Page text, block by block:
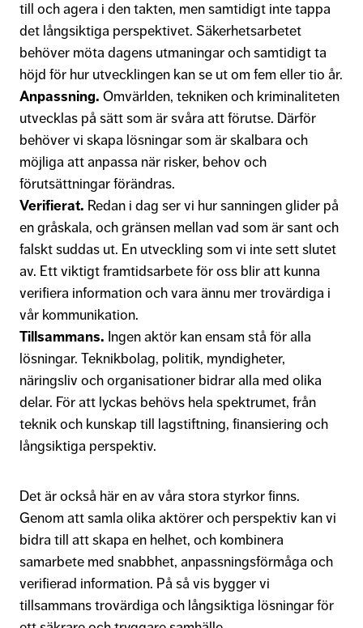
till och agera i den takten, men samtidigt inte tappa
det långsiktiga perspektivet. Säkerhetsarbetet
behöver möta dagens utmaningar och samtidigt ta
höjd för hur utvecklingen kan se ut om fem eller tio år.
Anpassning. Omvärlden, tekniken och kriminaliteten
utvecklas på sätt som är svåra att förutse. Därför
behöver vi skapa lösningar som är skalbara och
möjliga att anpassa när risker, behov och
förutsättningar förändras.
Verifierat. Redan i dag ser vi hur sanningen glider på
en gråskala, och gränsen mellan vad som är sant och
falskt suddas ut. En utveckling som vi inte sett slutet
av. Ett viktigt framtidsarbete för oss blir att kunna
verifiera information och vara ännu mer trovärdiga i
vår kommunikation.
Tillsammans. Ingen aktör kan ensam stå för alla
lösningar. Teknikbolag, politik, myndigheter,
näringsliv och organisationer bidrar alla med olika
delar. För att lyckas behövs hela spektrumet, från
teknik och kunskap till lagstiftning, finansiering och
långsiktiga perspektiv.
Det är också här en av våra stora styrkor finns.
Genom att samla olika aktörer och perspektiv kan vi
bidra till att skapa en helhet, och kombinera
samarbete med snabbhet, anpassningsförmåga och
verifierad information. På så vis bygger vi
tillsammans trovärdiga och långsiktiga lösningar för